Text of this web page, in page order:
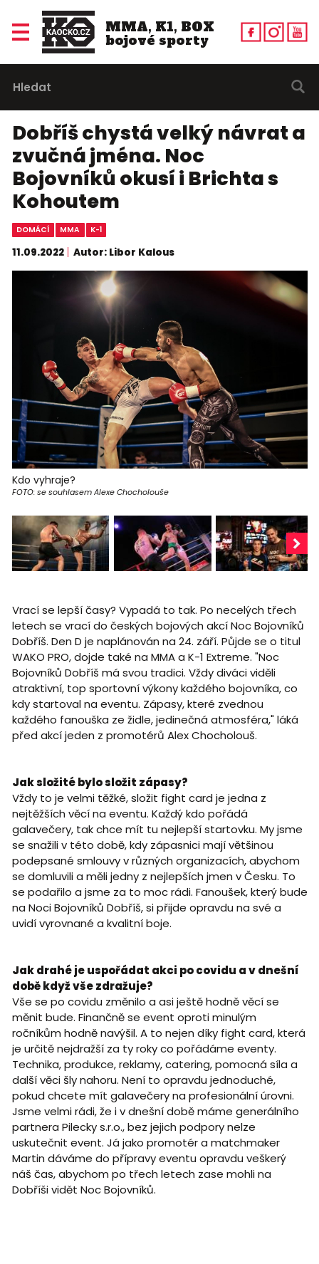
MMA, K1, BOX
bojové sporty
Dobříš chystá velký návrat a
zvučná jména. Noc
Bojovníků okusí i Brichta s
Kohoutem
DOMÁCÍ MMA K-1
11.09.2022 Autor: Libor Kalous
Kdo vyhraje?
FOTO: se souhlasem Alexe Chocholouše
Vrací se lepší časy? Vypadá to tak. Po necelých třech
letech se vrací do českých bojových akcí Noc Bojovníků
Dobříš. Den D je naplánován na 24. září. Půjde se o titul
WAKO PRO, dojde také na MMA a K-1 Extreme. "Noc
Bojovníků Dobříš má svou tradici. Vždy diváci viděli
atraktivní, top sportovní výkony každého bojovníka, co
kdy startoval na eventu. Zápasy, které zvednou
každého fanouška ze židle, jedinečná atmosféra," láká
před akcí jeden z promotérů Alex Chocholouš.
Jak složité bylo složit zápasy?
Vždy to je velmi těžké, složit fight card je jedna z
nejtěžších věcí na eventu. Každý kdo pořádá
galavečery, tak chce mít tu nejlepší startovku. My jsme
se snažili v této době, kdy zápasnici mají většinou
podepsané smlouvy v různých organizacích, abychom
se domluvili a měli jedny z nejlepších jmen v Česku. To
se podařilo a jsme za to moc rádi. Fanoušek, který bude
na Noci Bojovníků Dobříš, si přijde opravdu na své a
uvidí vyrovnané a kvalitní boje.
Jak drahé je uspořádat akci po covidu a v dnešní
době když vše zdražuje?
Vše se po covidu změnilo a asi ještě hodně věcí se
měnit bude. Finančně se event oproti minulým
ročníkům hodně navýšil. A to nejen díky fight card, která
je určitě nejdražší za ty roky co pořádáme eventy.
Technika, produkce, reklamy, catering, pomocná síla a
další věci šly nahoru. Není to opravdu jednoduché,
pokud chcete mít galavečery na profesionální úrovni.
Jsme velmi rádi, že i v dnešní době máme generálního
partnera Pilecky s.r.o., bez jejich podpory nelze
uskutečnit event. Já jako promotér a matchmaker
Martin dáváme do přípravy eventu opravdu veškerý
náš čas, abychom po třech letech zase mohli na
Dobříši vidět Noc Bojovníků.